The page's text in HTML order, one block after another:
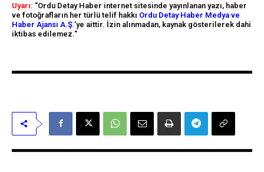
Uyarı: "Ordu Detay Haber internet sitesinde yayınlanan yazı, haber
ve fotoğrafların her türlü telif hakkı Ordu Detay Haber Medya ve
Haber Ajansı A.Ş.’ye aittir. İzin alınmadan, kaynak gösterilerek dahi
iktibas edilemez."